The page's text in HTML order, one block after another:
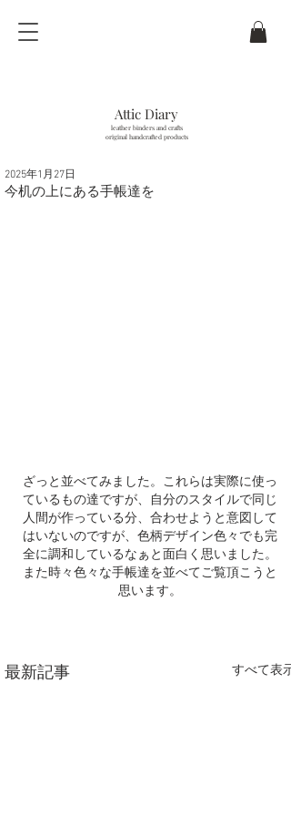
Attic Diary
leather binders and crafts
original handcrafted products
今机の上にある手帳達を
2025年1月27日
ざっと並べてみました。これらは実際に使っ
ているもの達ですが、自分のスタイルで同じ
人間が作っている分、合わせようと意図して
はいないのですが、色柄デザイン色々でも完
全に調和しているなぁと面白く思いました。
また時々色々な手帳達を並べてご覧頂こうと
思います。
最新記事 すべて表示